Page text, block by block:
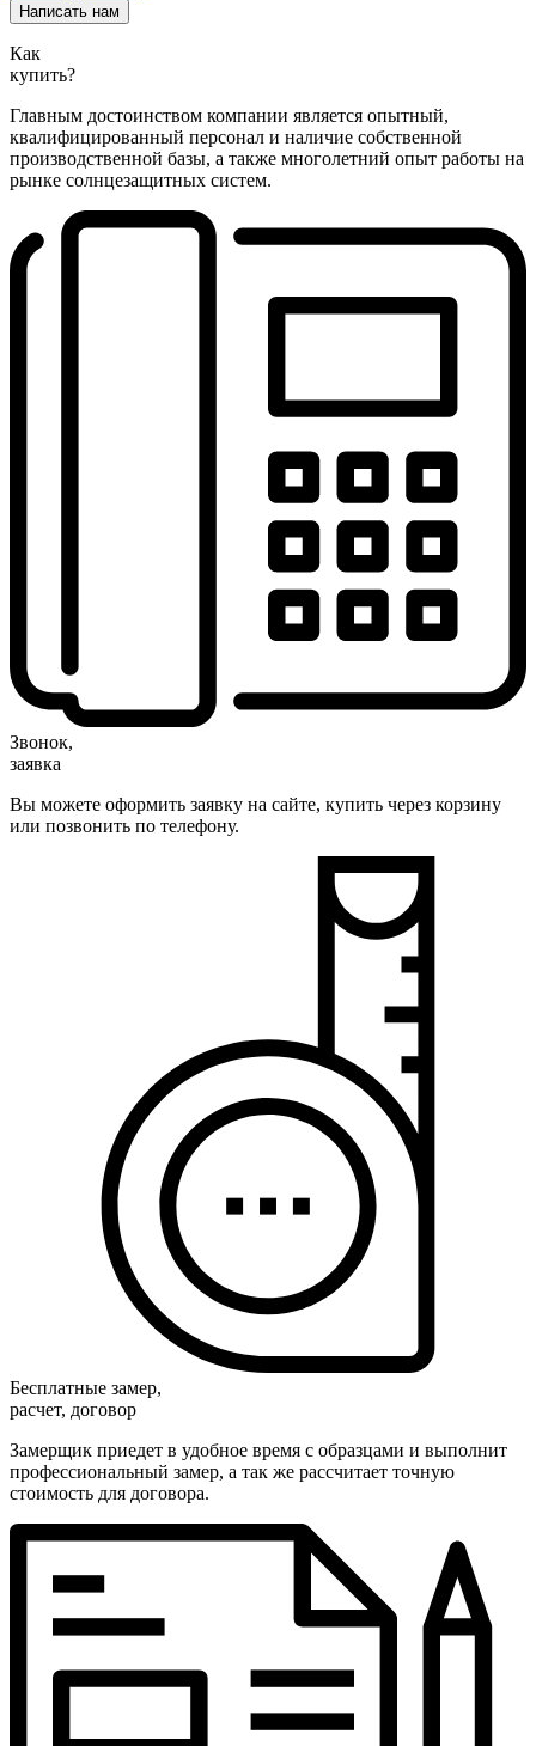
Написать нам
Как
купить?
Главным достоинством компании является опытный,
квалифицированный персонал и наличие собственной
производственной базы, а также многолетний опыт работы на
рынке солнцезащитных систем.
Звонок,
заявка
Вы можете оформить заявку на сайте, купить через корзину
или позвонить по телефону.
Бесплатные замер,
расчет, договор
Замерщик приедет в удобное время с образцами и выполнит
профессиональный замер, а так же рассчитает точную
стоимость для договора.